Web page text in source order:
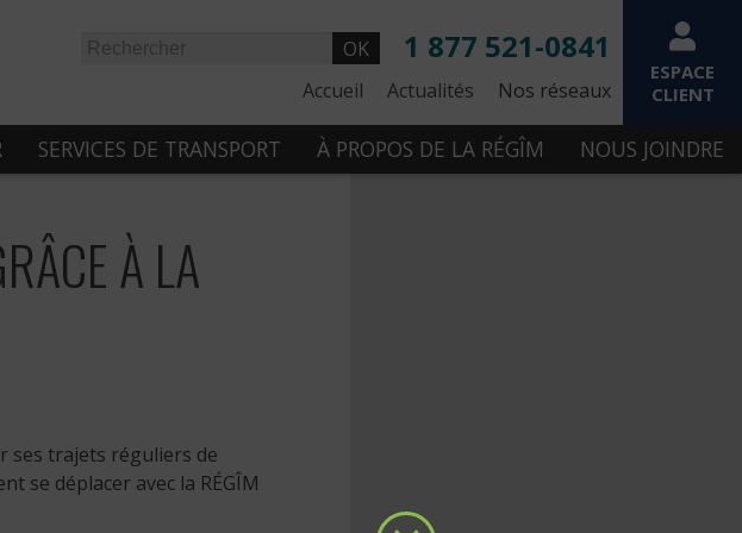
ESPACE
CLIENT
1 877 521-0841
OK
Nos réseaux
Accueil Actualités
SERVICES DE TRANSPORT À PROPOS DE LA RÉGÎM NOUS JOINDRE
À LA
ses trajets réguliers de
se déplacer avec la RÉGÎM